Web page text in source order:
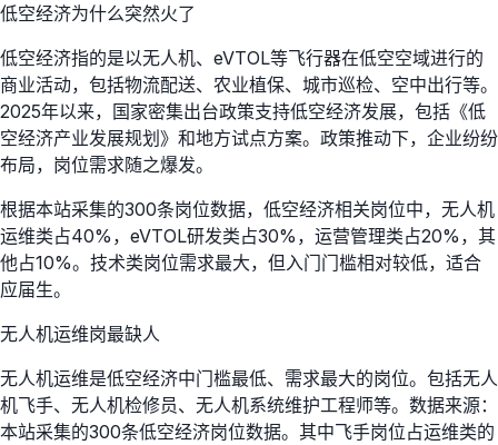
低空经济为什么突然火了
低空经济指的是以无人机、eVTOL等飞行器在低空空域进行的
商业活动，包括物流配送、农业植保、城市巡检、空中出行等。
2025年以来，国家密集出台政策支持低空经济发展，包括《低
空经济产业发展规划》和地方试点方案。政策推动下，企业纷纷
布局，岗位需求随之爆发。
根据本站采集的300条岗位数据，低空经济相关岗位中，无人机
运维类占40%，eVTOL研发类占30%，运营管理类占20%，其
他占10%。技术类岗位需求最大，但入门门槛相对较低，适合
应届生。
无人机运维岗最缺人
无人机运维是低空经济中门槛最低、需求最大的岗位。包括无人
机飞手、无人机检修员、无人机系统维护工程师等。数据来源：
本站采集的300条低空经济岗位数据。其中飞手岗位占运维类的